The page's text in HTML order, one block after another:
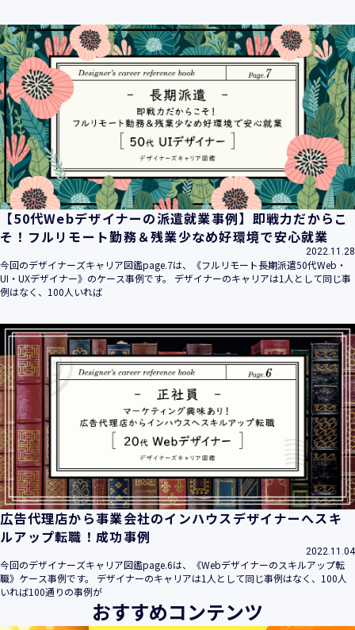
【50代Webデザイナーの派遣就業事例】即戦力だからこ
そ！フルリモート勤務＆残業少なめ好環境で安心就業
2022.11.28
今回のデザイナーズキャリア図鑑page.7は、《フルリモート長期派遣50代Web・
UI・UXデザイナー》のケース事例です。 デザイナーのキャリアは1人として同じ事
例はなく、100人いれば
広告代理店から事業会社のインハウスデザイナーへスキ
ルアップ転職！成功事例
2022.11.04
今回のデザイナーズキャリア図鑑page.6は、《Webデザイナーのスキルアップ転
職》ケース事例です。 デザイナーのキャリアは1人として同じ事例はなく、100人
いれば100通りの事例が
おすすめコンテンツ